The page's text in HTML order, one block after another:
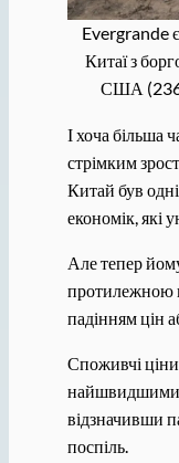
Evergrande
Китаї з
США (236
І хоча більша
стрімким
Китай був
економік, які
Але тепер
протилежною
падінням цін
Споживчі ціни
найшвидшими
відзначивши
поспіль.